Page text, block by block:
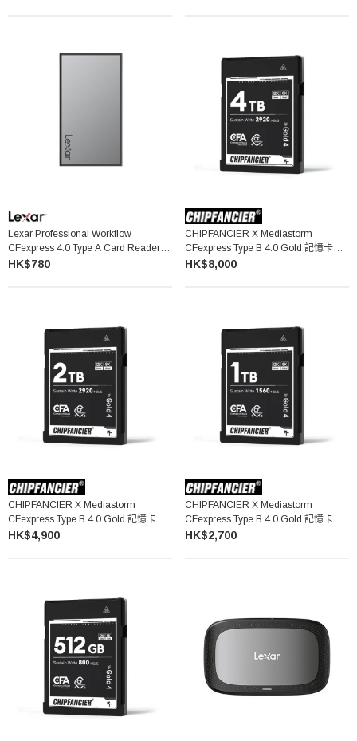
Lexar Professional Workflow
CFexpress 4.0 Type A Card Reader 讀
卡器 WF730
HK$780
CHIPFANCIER X Mediastorm
CFexpress Type B 4.0 Gold 記憶卡
(4TB)
HK$8,000
CHIPFANCIER X Mediastorm
CFexpress Type B 4.0 Gold 記憶卡
(2TB)
HK$4,900
CHIPFANCIER X Mediastorm
CFexpress Type B 4.0 Gold 記憶卡
(1TB)
HK$2,700